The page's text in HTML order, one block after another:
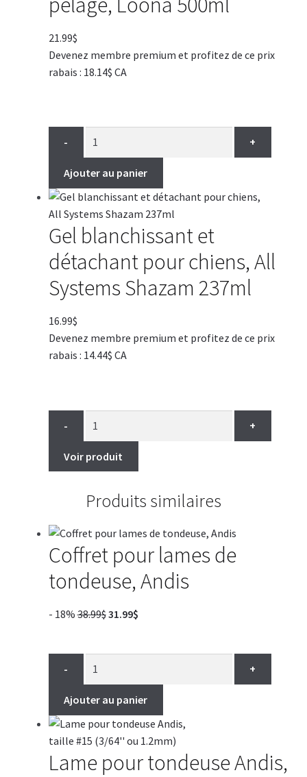
21.99$
Devenez membre premium et profitez de ce prix
rabais : 18.14$ CA
- +
Ajouter au panier
Gel blanchissant et
détachant pour chiens, All
Systems Shazam 237ml
16.99$
Devenez membre premium et profitez de ce prix
rabais : 14.44$ CA
- +
Voir produit
Produits similaires
Coffret pour lames de
tondeuse, Andis
- 18%38.99$Le
38.99$.
31.99$Le
31.99$.
- +
Ajouter au panier
Lame pour tondeuse Andis,